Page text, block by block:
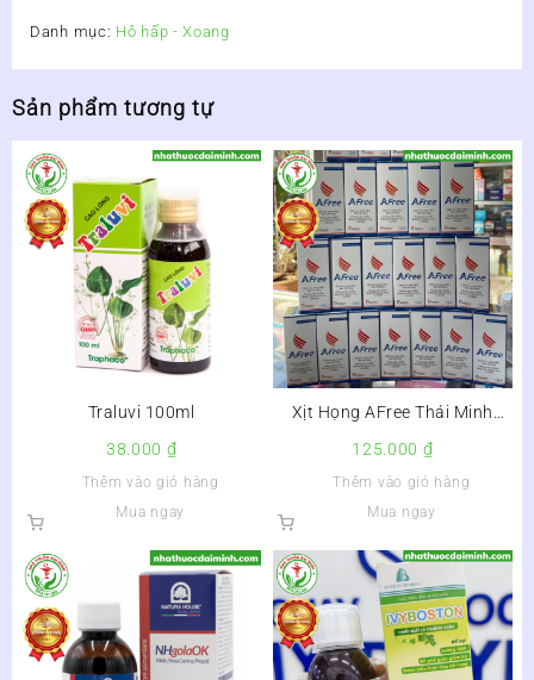
Danh mục: Hô hấp - Xoang
Sản phẩm tương tự
Traluvi 100ml
38.000 ₫
Thêm vào giỏ hàng
Mua ngay
Xịt Họng AFree Thái Minh
30ml – Còn hàng
125.000 ₫
Thêm vào giỏ hàng
Mua ngay